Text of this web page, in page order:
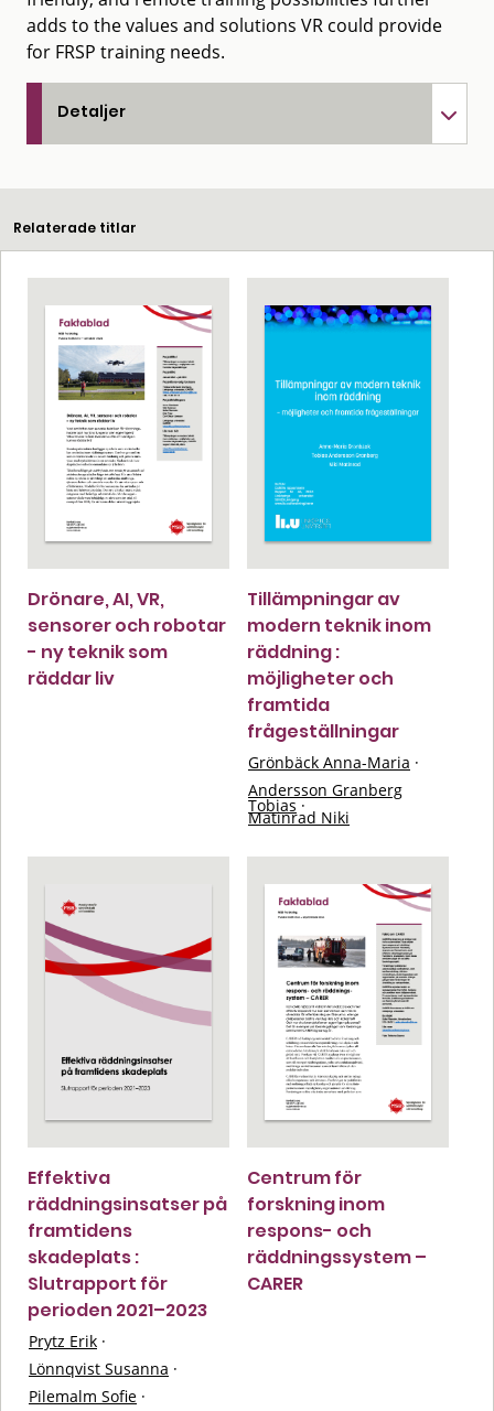
adds to the values and solutions VR could provide
for FRSP training needs.
Detaljer
Relaterade titlar
Drönare, AI, VR,
sensorer och robotar
- ny teknik som
räddar liv
Tillämpningar av
modern teknik inom
räddning :
möjligheter och
framtida
frågeställningar
Grönbäck Anna-Maria ·
Andersson Granberg
Tobias ·
Matinrad Niki
Effektiva
räddningsinsatser på
framtidens
skadeplats :
Slutrapport för
perioden 2021–2023
Prytz Erik ·
Lönnqvist Susanna ·
Pilemalm Sofie ·
Centrum för
forskning inom
respons- och
räddningssystem –
CARER